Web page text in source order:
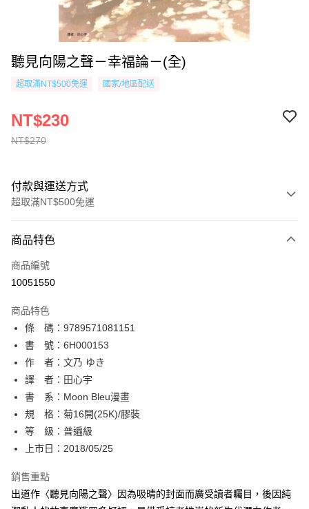
聽見向陽之聲－幸福論－(全)
超取滿NT$500免運 國家/地區配送
NT$270
NT$230
付款與運送方式
超取滿NT$500免運
信用卡一次付款
超商取貨付款
相關說明
【關於「AFTEE先享後付」】
AFTEE先享後付是「在收到商品之後才付款」的支付方式。 讓您購物簡單
便利好安心！
１．簡單：不需註冊會員、不需綁卡、不需儲值。
２．便利：只要手機號碼，簡訊認證，即可結帳。
３．安心：先確認商品／服務後，再付款。
【「AFTEE先享後付」結帳流程】
１．於結帳方式選擇「AFTEE先享後付」後，將跳轉至「AFTEE先享後付」
結帳頁面，進行簡訊認證並確認金額後，即可完成結帳。
２．訂單成立數日內，您將收到繳費通知簡訊。
ATM／網路銀行／等多元方式進行付款，方視為交易完成。
※ 請注意：結帳手續完成當下不需立刻繳費，但若您需要取消訂單，請聯絡
購買商品的店家。未經商家同意取消之訂單仍視為有效，需透過AFTEE先享
ATM付款
運送方式
全家取貨付款
每筆NT$80，滿NT$500(含以上)免運費
付款後全家取貨
每筆NT$80，滿NT$500(含以上)免運費
商品特色
商品編號
10051550
商品特色
條 碼：9789571081151
書 號：6H000153
作 者：文乃 ゆき
譯 者：田心宇
書 系：Moon Bleu漫畫
規 格：菊16開(25K)/膠裝
等 級：普遍級
上市日：2018/05/25
銷售重點
出道作〈聽見向陽之聲〉因為吸晴的封面而廣受讀者矚目，後因純